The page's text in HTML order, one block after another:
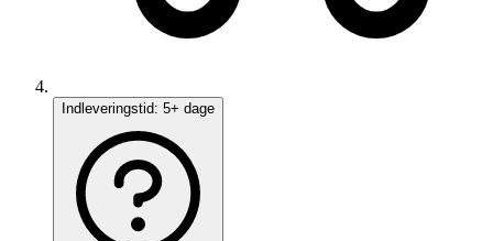
Indleveringstid: 5+ dage